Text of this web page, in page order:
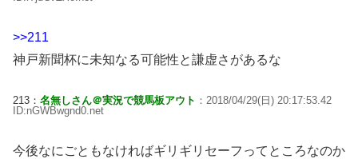
>>211
神戸新聞杯に未知なる可能性と謙虚さがあるな
213： 名無しさん＠実況で競馬板アウト ：2018/04/29(日) 20:17:53.42
ID:nGWBwgnd0.net
今後なにごともなければギリギリセーフってところなのか